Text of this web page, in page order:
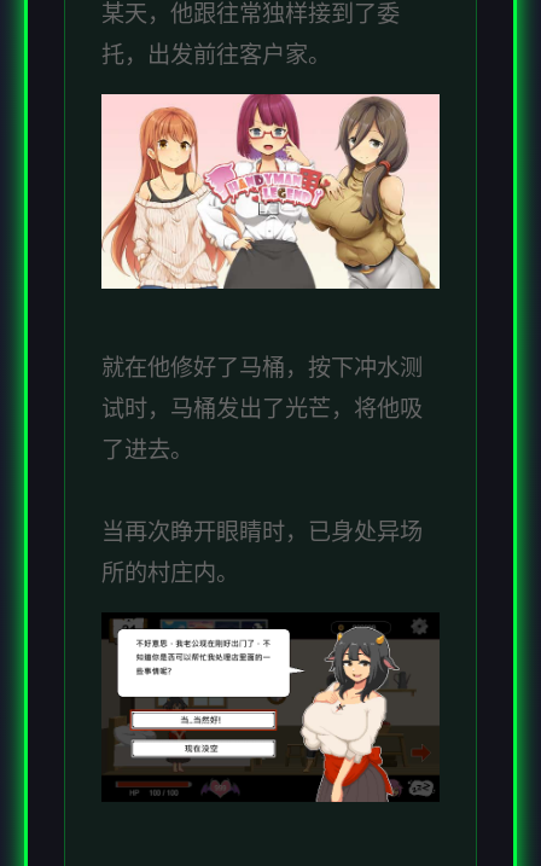
某天，他跟往常独样接到了委
托，出发前往客户家。
就在他修好了马桶，按下冲水测
试时，马桶发出了光芒，将他吸
了进去。
当再次睁开眼睛时，已身处异场
所的村庄内。